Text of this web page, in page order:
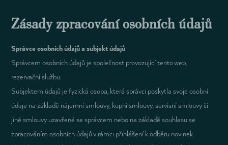
Zásady zpracování osobních údajů
Správce osobních údajů a subjekt údajů
Správcem osobních údajů je společnost provozující tento web,
rezervační službu.
Subjektem údajů je fyzická osoba, která správci poskytla svoje osobní
údaje na základě nájemní smlouvy, kupní smlouvy, servisní smlouvy či
jiné smlouvy uzavřené se správcem nebo na základě souhlasu se
zpracováním osobních údajů v rámci přihlášení k odběru novinek
2026
PO ÚT ST ČT PÁ SO NE
2026
PO ÚT ST ČT PÁ SO NE